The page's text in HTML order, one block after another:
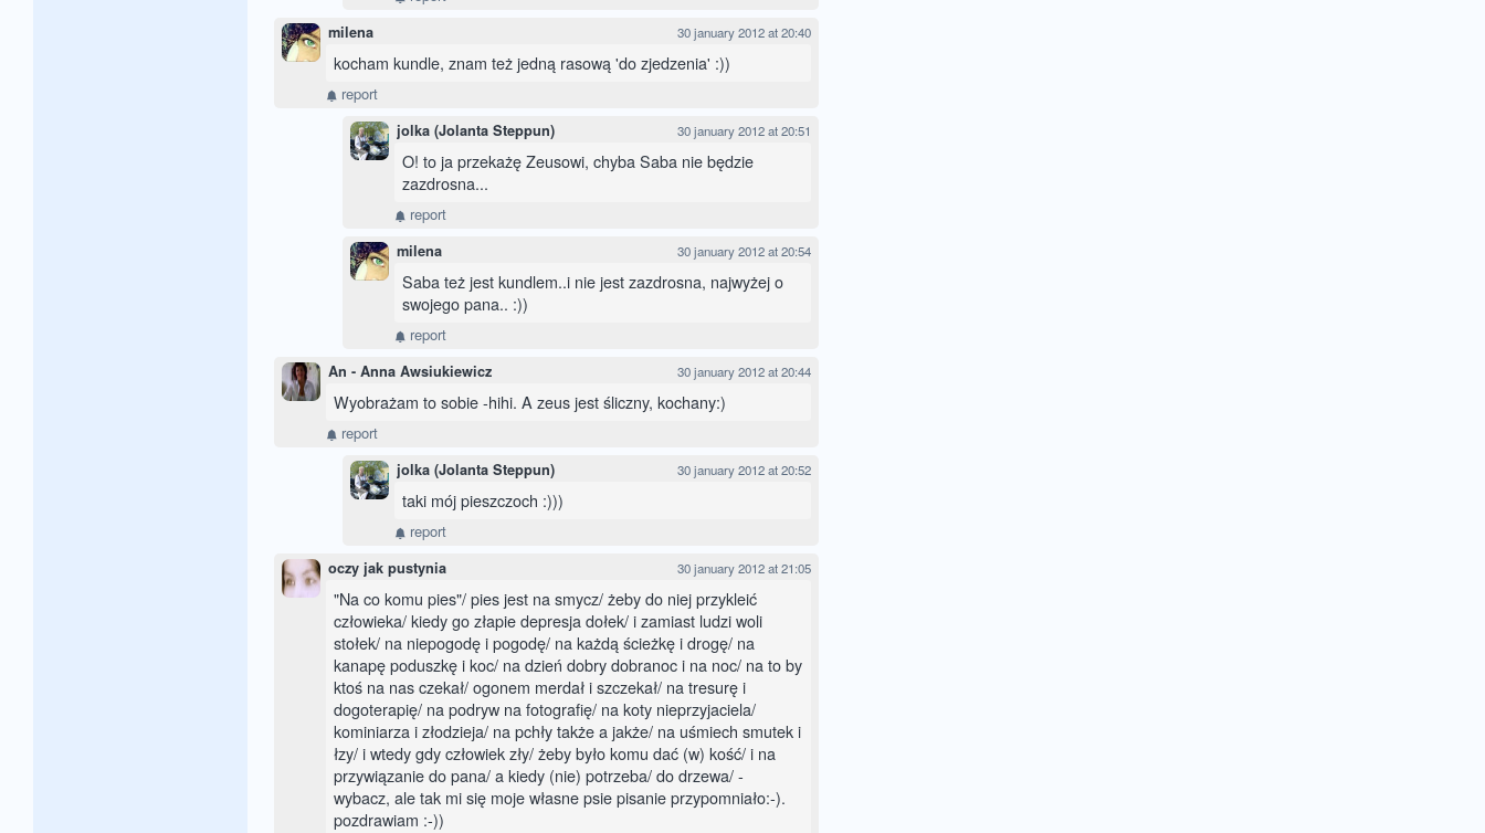
milena 30 january 2012 at 20:40
kocham kundle, znam też jedną rasową 'do zjedzenia' :))
report
jolka (Jolanta Steppun) 30 january 2012 at 20:51
O! to ja przekażę Zeusowi, chyba Saba nie będzie
zazdrosna...
report
milena 30 january 2012 at 20:54
Saba też jest kundlem..i nie jest zazdrosna, najwyżej o
swojego pana.. :))
report
An - Anna Awsiukiewicz 30 january 2012 at 20:44
Wyobrażam to sobie -hihi. A zeus jest śliczny, kochany:)
report
jolka (Jolanta Steppun) 30 january 2012 at 20:52
taki mój pieszczoch :)))
report
oczy jak pustynia 30 january 2012 at 21:05
"Na co komu pies"/ pies jest na smycz/ żeby do niej przykleić
człowieka/ kiedy go złapie depresja dołek/ i zamiast ludzi woli
stołek/ na niepogodę i pogodę/ na każdą ścieżkę i drogę/ na
kanapę poduszkę i koc/ na dzień dobry dobranoc i na noc/ na to by
ktoś na nas czekał/ ogonem merdał i szczekał/ na tresurę i
dogoterapię/ na podryw na fotografię/ na koty nieprzyjaciela/
kominiarza i złodzieja/ na pchły także a jakże/ na uśmiech smutek i
łzy/ i wtedy gdy człowiek zły/ żeby było komu dać (w) kość/ i na
przywiązanie do pana/ a kiedy (nie) potrzeba/ do drzewa/ -
wybacz, ale tak mi się moje własne psie pisanie przypomniało:-).
pozdrawiam :-))